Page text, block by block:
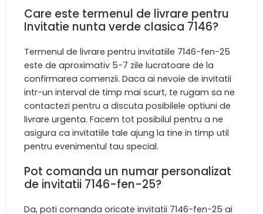
Care este termenul de livrare pentru
Invitatie nunta verde clasica 7146?
Termenul de livrare pentru invitatiile 7146-fen-25
este de aproximativ 5-7 zile lucratoare de la
confirmarea comenzii. Daca ai nevoie de invitatii
intr-un interval de timp mai scurt, te rugam sa ne
contactezi pentru a discuta posibilele optiuni de
livrare urgenta. Facem tot posibilul pentru a ne
asigura ca invitatiile tale ajung la tine in timp util
pentru evenimentul tau special.
Pot comanda un numar personalizat
de invitatii 7146-fen-25?
Da, poti comanda oricate invitatii 7146-fen-25 ai